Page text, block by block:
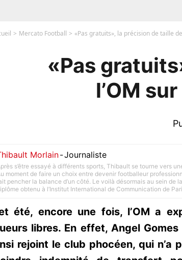
Mercato Football «Pas gratuits», la précision de taille
«Pas
l’OM
Morlain-Journaliste
s’être essayé à différents sports, Thibault se tourne vers
moment de faire un choix entre devenir footballeur
pencher la balance d’un côté. Le voilà désormais au sein de
obtenu à l’Institut International de Communication de
été, encore une fois, l’OM a
libres. En effet, Angel
rejoint le club phocéen, qui n’a